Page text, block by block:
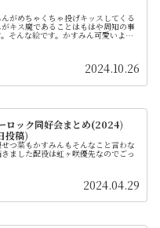
がめちゃくちゃ投げキッスしてくる
キス魔であることはもはや周知の事
そんな絵です。かすみん可愛いよか
2024.10.26
ロック同好会まとめ(2024)
投稿)
つ菜もかすみんもそんなこと言わな
ました配役は虹ヶ咲優先なのでごっ
2024.04.29